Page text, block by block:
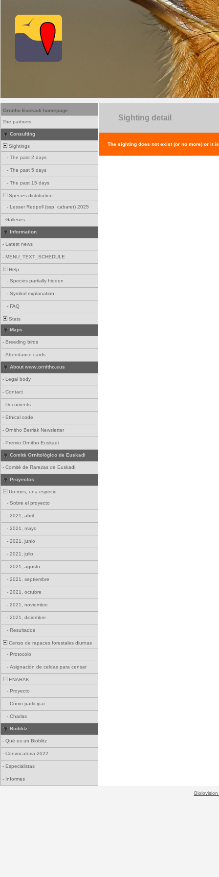
Ornitho Euskadi homepage
The partners
Consulting
Sightings
- The past 2 days
- The past 5 days
- The past 15 days
Species distribution
- Lesser Redpoll (ssp. cabaret) 2025
- Galleries
Information
- Latest news
- MENU_TEXT_SCHEDULE
Help
- Species partially hidden
- Symbol explanation
- FAQ
Stats
Maps
- Breeding birds
- Attendance cards
About www.ornitho.eus
- Legal body
- Contact
- Documents
- Ethical code
- Ornitho Berriak Newsletter
- Premio Ornitho Euskadi
Comité Ornitológico de Euskadi
- Comité de Rarezas de Euskadi
Proyectos
Un mes, una especie
- Sobre el proyecto
- 2021, abril
- 2021, mayo
- 2021, junio
- 2021, julio
- 2021, agosto
- 2021, septiembre
- 2021, octubre
- 2021, noviembre
- 2021, diciembre
- Resultados
Censo de rapaces forestales diurnas
- Protocolo
- Asignación de celdas para censar
ENARAK
- Proyecto
- Cómo participar
- Charlas
Bioblitz
- Qué es un Bioblitz
- Convocatoria 2022
- Especialistas
- Informes
Sighting detail
The sighting does not exist (or no more) or it
Biolovision